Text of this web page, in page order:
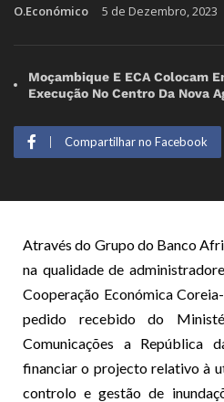
O.Económico 5 de Dezembro, 2023
Moçambique E ECA Colocam
Execução No Centro Da Nova
Compartilhar no Facebook
Através do Grupo do Banco
na qualidade de
Cooperação Económica
pedido recebido do
Comunicações a República
financiar o projecto relativo à
controlo e gestão de